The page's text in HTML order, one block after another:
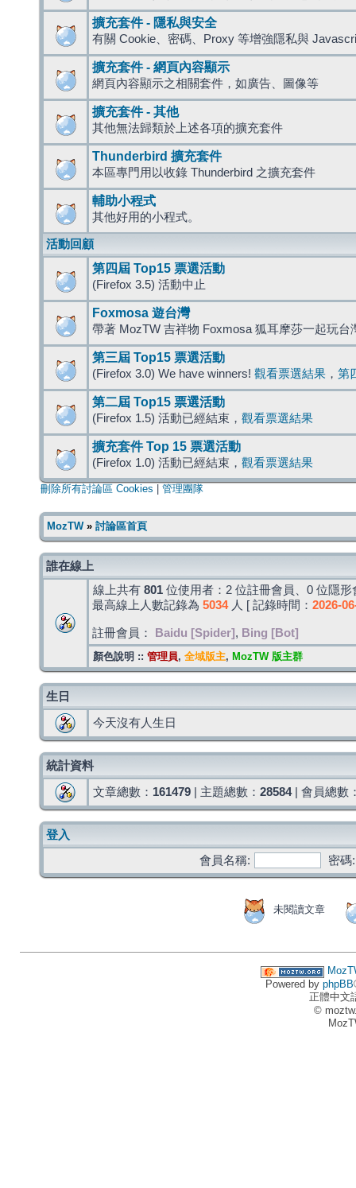
擴充套件 - 隱私與安全
有關 Cookie、密碼、Proxy 等增強隱私與
擴充套件 - 網頁內容顯示
網頁內容顯示之相關套件，如廣告、圖像等
擴充套件 - 其他
其他無法歸類於上述各項的擴充套件
Thunderbird 擴充套件
本區專門用以收錄 Thunderbird 之擴充套件
輔助小程式
其他好用的小程式。
活動回顧
第四屆 Top15 票選活動
(Firefox 3.5) 活動中止
Foxmosa 遊台灣
帶著 MozTW 吉祥物 Foxmosa 狐耳摩莎一起玩台
第三屆 Top15 票選活動
(Firefox 3.0) We have winners! 觀看票選結果 ， 第
第二屆 Top15 票選活動
(Firefox 1.5) 活動已經結束， 觀看票選結果
擴充套件 Top 15 票選活動
(Firefox 1.0) 活動已經結束， 觀看票選結果
刪除所有討論區 Cookies 管理團隊
MozTW» 討論區首頁
誰在線上
線上共有 801 位使用者：2 位註冊會員、0 位隱
最高線上人數記錄為 5034人 [ 記錄時間： 2026-
註冊會員： Baidu [Spider] , Bing [Bot]
顏色說明 :: 管理員, 全域版主, MozTW 版主群
生日
今天沒有人生日
統計資料
文章總數： 161479 | 主題總數： 28584| 會員總數
登入
會員名稱:
密碼:
未閱讀文章
Powered by phpBB
正體中文
©